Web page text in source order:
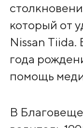
который от
Nissan Tiida.
года
помощь
В